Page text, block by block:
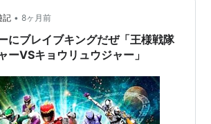
記 • 8ヶ月前
にブレイブキングだぜ「王様戦隊
ーVSキョウリュウジャー」